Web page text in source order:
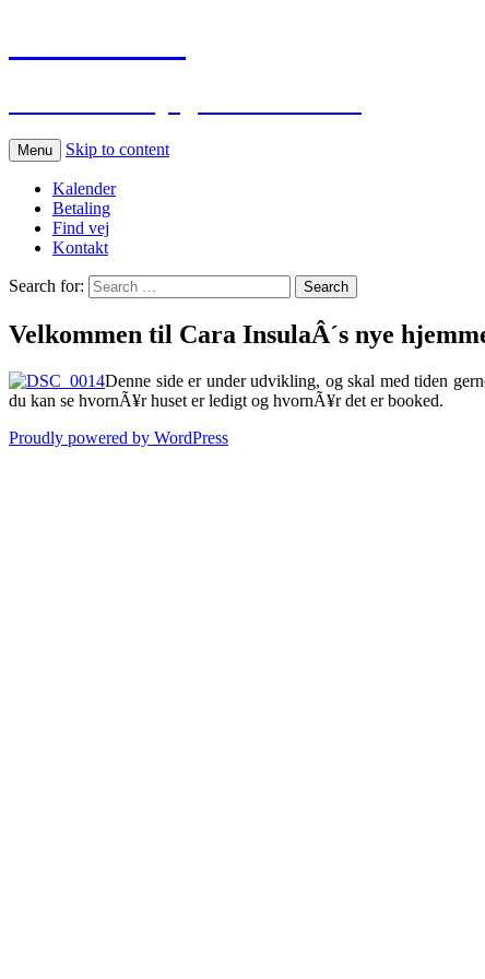
Menu Skip to content
Kalender
Betaling
Find vej
Kontakt
Search for:
Velkommen til Cara InsulaÂ´s nye
Denne side er under udvikling, og skal med tiden
du kan se hvornÃ¥r huset er ledigt og hvornÃ¥r det er booked.
Proudly powered by WordPress